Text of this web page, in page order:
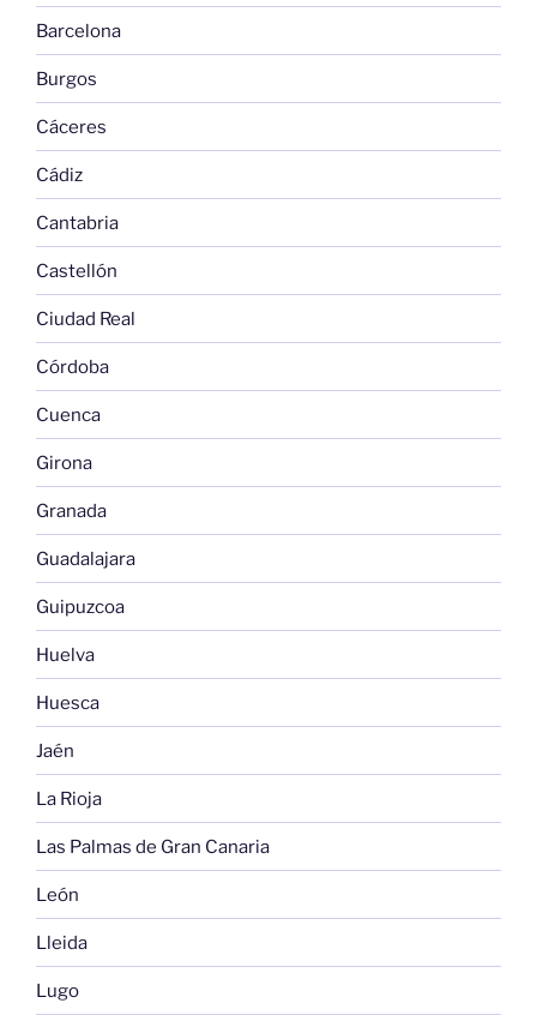
Barcelona
Burgos
Cáceres
Cádiz
Cantabria
Castellón
Ciudad Real
Córdoba
Cuenca
Girona
Granada
Guadalajara
Guipuzcoa
Huelva
Huesca
Jaén
La Rioja
Las Palmas de Gran Canaria
León
Lleida
Lugo